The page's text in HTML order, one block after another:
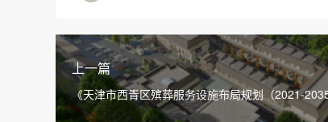
上一篇
《天津市西青区殡葬服务设施布局规划（2021-
意见稿）公开征求意见